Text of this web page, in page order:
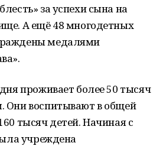
за успехи сына на
А ещё 48 многодетных
медалями
проживает более 50 тысяч
Они воспитывают в общей
тысяч детей. Начиная с
учреждена